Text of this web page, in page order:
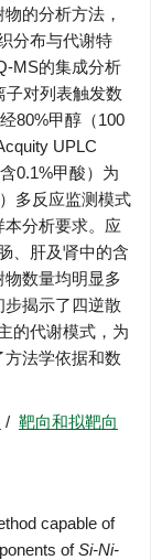
的分析方法，
分布与代谢特
MS的集成分析
子对列表触发数
80%甲醇（100
UPLC
0.1%甲酸）为
多反应监测模式
分析要求。应
、肝及肾中的含
数量均明显多
揭示了四逆散
的代谢模式，为
法学依据和数
/ 靶向和拟靶向
capable of
ofSi-Ni-